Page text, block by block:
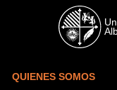
Skip to main content
QUIENES SOMOS